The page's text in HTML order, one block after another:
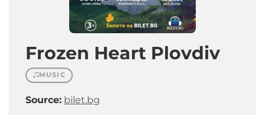
Frozen Heart Plovdiv
MUSIC
Source: bilet.bg